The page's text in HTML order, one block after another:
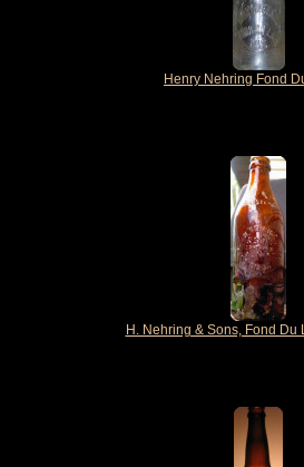
Henry Nehring Fond
H. Nehring & Sons, Fond Du